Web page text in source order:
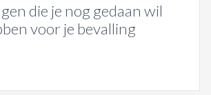
die je nog gedaan wil
voor je bevalling